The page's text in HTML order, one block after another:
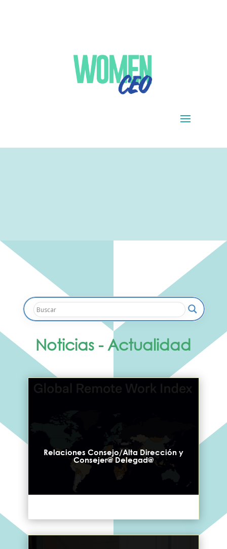
Noticias - Actualidad
Relaciones Consejo/Alta Dirección y
Consejer@ Delegad@